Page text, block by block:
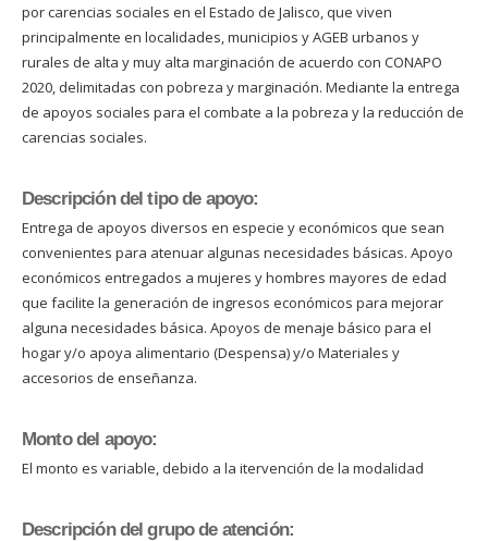
por carencias sociales en el Estado de Jalisco, que viven
principalmente en localidades, municipios y AGEB urbanos y
rurales de alta y muy alta marginación de acuerdo con CONAPO
2020, delimitadas con pobreza y marginación. Mediante la entrega
de apoyos sociales para el combate a la pobreza y la reducción de
carencias sociales.
Descripción del tipo de apoyo:
Entrega de apoyos diversos en especie y económicos que sean
convenientes para atenuar algunas necesidades básicas. Apoyo
económicos entregados a mujeres y hombres mayores de edad
que facilite la generación de ingresos económicos para mejorar
alguna necesidades básica. Apoyos de menaje básico para el
hogar y/o apoya alimentario (Despensa) y/o Materiales y
accesorios de enseñanza.
Monto del apoyo:
El monto es variable, debido a la itervención de la modalidad
Descripción del grupo de atención: